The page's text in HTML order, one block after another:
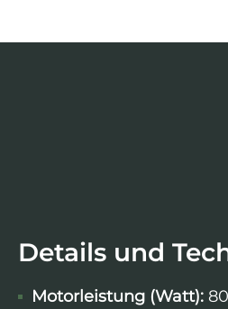
Details und
Motorleistung (Watt):